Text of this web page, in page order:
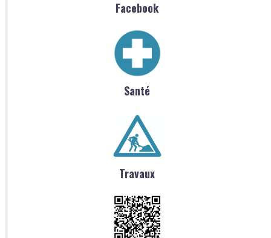
Facebook
Santé
Travaux